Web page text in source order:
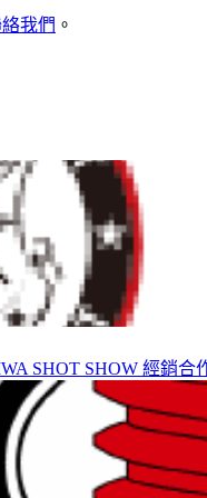
我們 。
SHOT SHOW 經銷合